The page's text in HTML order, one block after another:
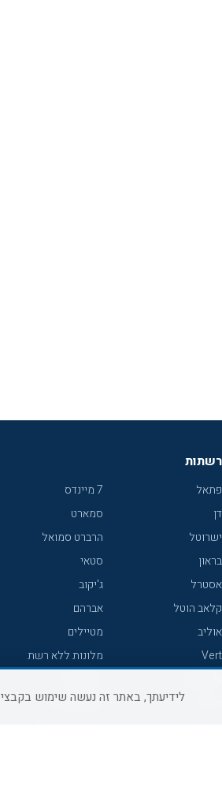
רשתות
פתאל
דן
ישרוטל
בראון
אסטרל
קלאב הוטל
אוליב
Vert
7 מיינדס
סמארט
הרברט סמואל
סטאי
ג'יקוב
אברהם
מטיילים
מלונות ללא רשת
קראון פלאזה
לידיעתך, באתר זה נעשה שימוש בקבצי Cookies המשך גלישה באתר מהווה הסכמה לשימוש זה, למידע נוסף ניתן לעיין